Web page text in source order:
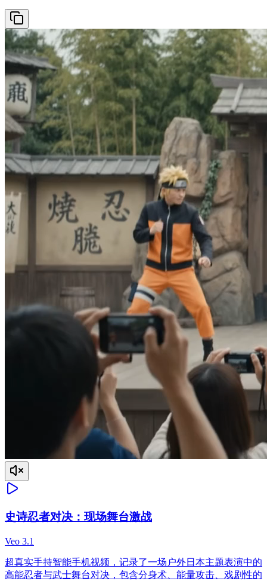
史诗忍者对决：现场舞台激战
Veo 3.1
超真实手持智能手机视频，记录了一场户外日本主题表演中的
高能忍者与武士舞台对决，包含分身术、能量攻击、戏剧性的